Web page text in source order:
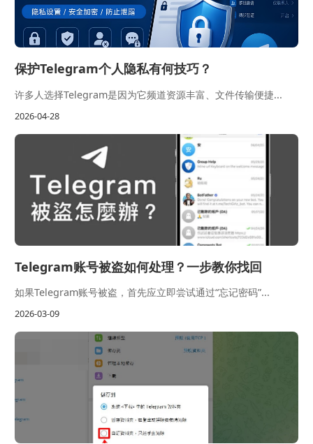
保护Telegram个人隐私有何技巧？
许多人选择Telegram是因为它频道资源丰富、文件传输便捷...
2026-04-28
Telegram账号被盗如何处理？一步教你找回
如果Telegram账号被盗，首先应立即尝试通过“忘记密码”...
2026-03-09